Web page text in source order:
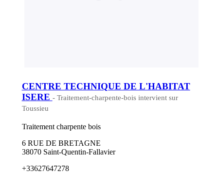
CENTRE TECHNIQUE DE L'HABITAT
ISERE - Traitement-charpente-bois intervient sur
Toussieu
Traitement charpente bois
6 RUE DE BRETAGNE
38070 Saint-Quentin-Fallavier
+33627647278